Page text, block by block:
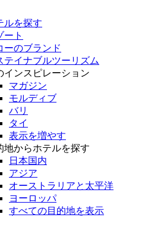
ルを探す
ート
ーのブランド
テイナブルツーリズム
インスピレーション
マガジン
モルディブ
バリ
タイ
表示を増やす
地からホテルを探す
日本国内
アジア
オーストラリアと太平洋
ヨーロッパ
すべての目的地を表示